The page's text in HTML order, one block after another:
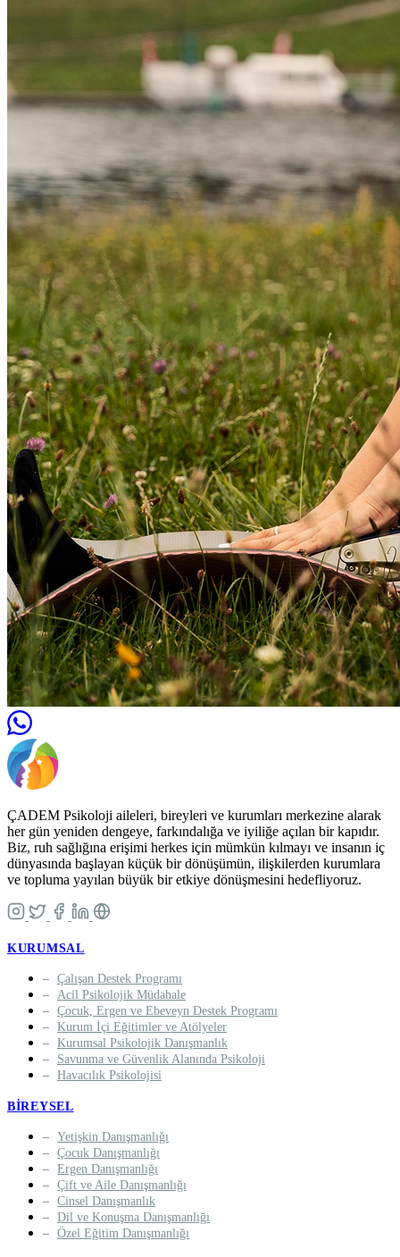
ÇADEM Psikoloji aileleri, bireyleri ve kurumları merkezine alarak
her gün yeniden dengeye, farkındalığa ve iyiliğe açılan bir kapıdır.
Biz, ruh sağlığına erişimi herkes için mümkün kılmayı ve insanın iç
dünyasında başlayan küçük bir dönüşümün, ilişkilerden kurumlara
ve topluma yayılan büyük bir etkiye dönüşmesini hedefliyoruz.
KURUMSAL
Çalışan Destek Programı
Acil Psikolojik Müdahale
Çocuk, Ergen ve Ebeveyn Destek Programı
Kurum İçi Eğitimler ve Atölyeler
Kurumsal Psikolojik Danışmanlık
Savunma ve Güvenlik Alanında Psikoloji
Havacılık Psikolojisi
BIREYSEL
Yetişkin Danışmanlığı
Çocuk Danışmanlığı
Ergen Danışmanlığı
Çift ve Aile Danışmanlığı
Cinsel Danışmanlık
Dil ve Konuşma Danışmanlığı
Özel Eğitim Danışmanlığı